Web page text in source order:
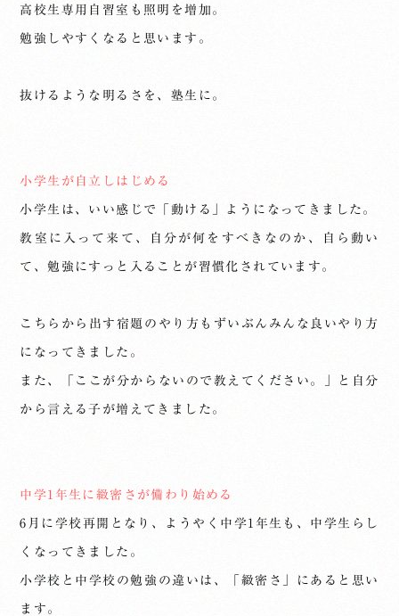
高校生専用自習室も照明を増加。
勉強しやすくなると思います。
抜けるような明るさを、塾生に。
小学生が自立しはじめる
小学生は、いい感じで「動ける」ようになってきました。
教室に入って来て、自分が何をすべきなのか、自ら動い
て、勉強にすっと入ることが習慣化されています。
こちらから出す宿題のやり方もずいぶんみんな良いやり方
になってきました。
また、「ここが分からないので教えてください。」と自分
から言える子が増えてきました。
中学1年生に緻密さが備わり始める
6月に学校再開となり、ようやく中学1年生も、中学生らし
くなってきました。
小学校と中学校の勉強の違いは、「緻密さ」にあると思い
ます。